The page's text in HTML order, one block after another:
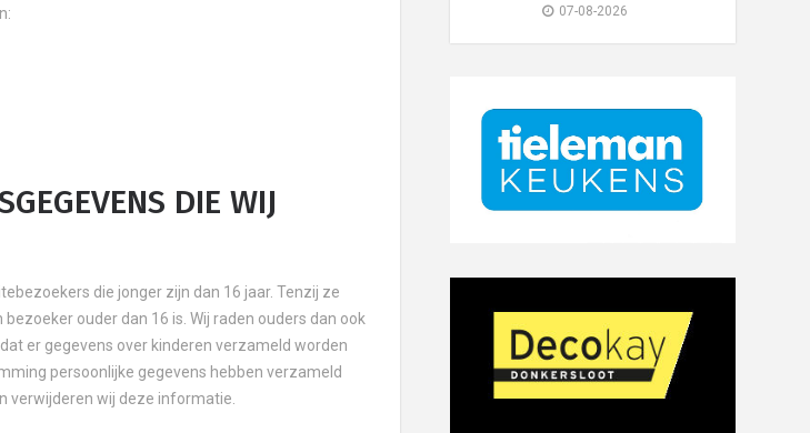
DIE WIJ
die jonger zijn dan 16 jaar. Tenzij ze
ouder dan 16 is. Wij raden ouders dan ook
er gegevens over kinderen verzameld worden
persoonlijke gegevens hebben verzameld
verwijderen wij deze informatie.
07-08-2026